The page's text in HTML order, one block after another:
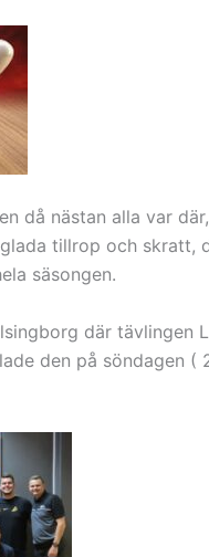
då nästan alla var
tillrop och skratt,
säsongen.
där tävlingen
den på söndagen (